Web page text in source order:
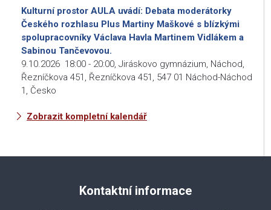
Kulturní prostor AULA uvádí: Debata moderátorky
Českého rozhlasu Plus Martiny Maškové s blízkými
spolupracovníky Václava Havla Martinem Vidlákem a
Sabinou Tančevovou.
9.10.2026 18:00 - 20:00 Jiráskovo gymnázium, Náchod,
Řezníčkova 451, Řezníčkova 451, 547 01 Náchod-Náchod
1, Česko
Zobrazit kompletní kalendář
Kontaktní informace